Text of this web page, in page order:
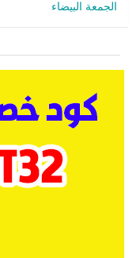
الجمعة البيضاء